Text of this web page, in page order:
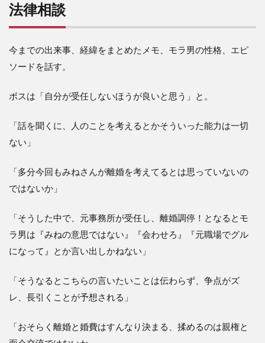
法律相談
今までの出来事、経緯をまとめたメモ、モラ男の性格、エピ
ソードを話す。
ボスは「自分が受任しないほうが良いと思う」と。
「話を聞くに、人のことを考えるとかそういった能力は一切
ない」
「多分今回もみねさんが離婚を考えてるとは思っていないの
ではないか」
「そうした中で、元事務所が受任し、離婚調停！となるとモ
ラ男は『みねの意思ではない』『会わせろ』『元職場でグル
になって』とか言い出しかねない」
「そうなるとこちらの言いたいことは伝わらず、争点がズ
レ、長引くことが予想される」
「おそらく離婚と婚費はすんなり決まる、揉めるのは親権と